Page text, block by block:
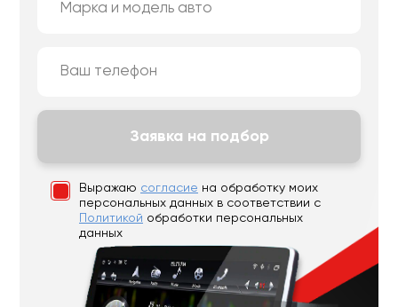
Выражаю согласие на обработку моих
персональных данных в соответствии с
Политикой обработки персональных
данных
Заявка на подбор